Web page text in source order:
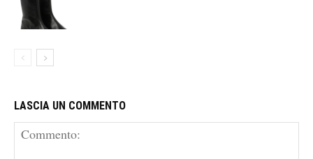
LASCIA UN COMMENTO